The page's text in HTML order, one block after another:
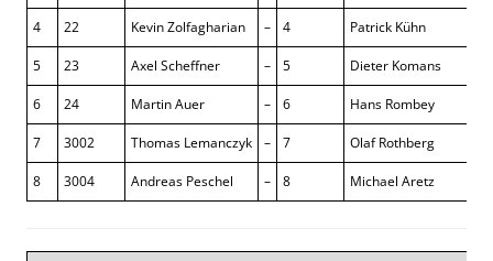
4 22 Kevin Zolfagharian – 4 Patrick Kühn
5 23 Axel Scheffner – 5 Dieter Komans
6 24 Martin Auer – 6 Hans Rombey
7 3002 Thomas Lemanczyk – 7 Olaf Rothberg
8 3004 Andreas Peschel – 8 Michael Aretz